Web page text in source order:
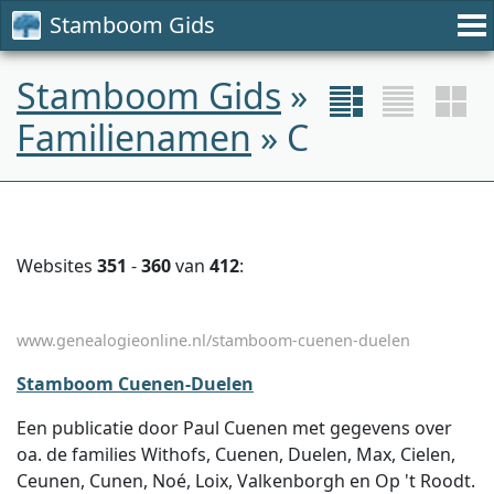
Stamboom Gids
Stamboom Gids »
Familienamen » C
Websites 351 -360van 412:
www.genealogieonline.nl/stamboom-cuenen-duelen
Stamboom Cuenen-Duelen
Een publicatie door Paul Cuenen met gegevens over
oa. de families Withofs, Cuenen, Duelen, Max, Cielen,
Ceunen, Cunen, Noé, Loix, Valkenborgh en Op 't Roodt.